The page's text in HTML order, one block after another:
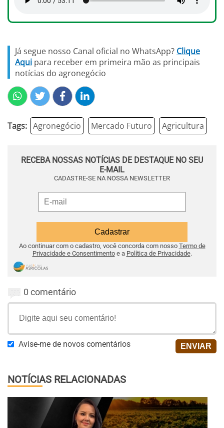
Já segue nosso Canal oficial no WhatsApp? Clique
Aqui para receber em primeira mão as principais
notícias do agronegócio
Tags: Agronegócio Mercado Futuro Agricultura
RECEBA NOSSAS NOTÍCIAS DE DESTAQUE NO SEU
E-MAIL
CADASTRE-SE NA NOSSA NEWSLETTER
Ao continuar com o cadastro, você concorda com nosso Termo de
Privacidade e Consentimentoe a Política de Privacidade.
0 comentário
Avise-me de novos comentários
NOTÍCIAS RELACIONADAS